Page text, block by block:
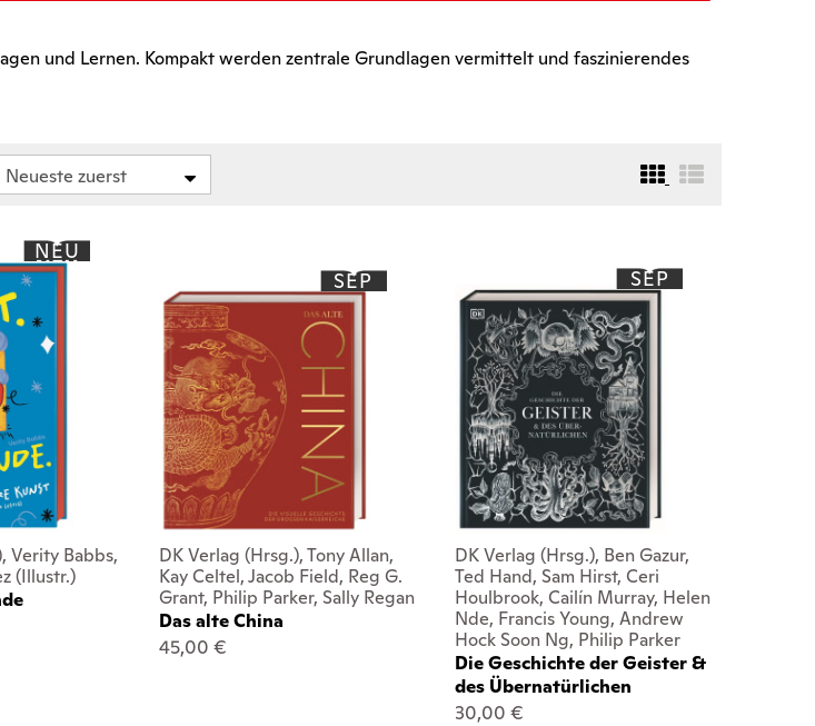
und Lernen. Kompakt werden zentrale Grundlagen vermittelt und faszinierendes
Neueste zuerst
NEU
Verity Babbs,
(Illustr.)
SEP
DK Verlag (Hrsg.), Tony Allan,
Kay Celtel, Jacob Field, Reg G.
Grant, Philip Parker, Sally Regan
Das alte China
45,00 €
SEP
DK Verlag (Hrsg.), Ben Gazur,
Ted Hand, Sam Hirst, Ceri
Houlbrook, Cailín Murray, Helen
Nde, Francis Young, Andrew
Hock Soon Ng, Philip Parker
Die Geschichte der Geister &
des Übernatürlichen
30,00 €